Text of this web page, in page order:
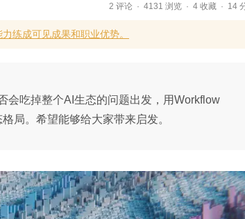
2 评论 4131 浏览 4 收藏 14
练成可见成果和职业优势。
会吃掉整个AI生态的问题出发，用Workflow
局。希望能够给大家带来启发。